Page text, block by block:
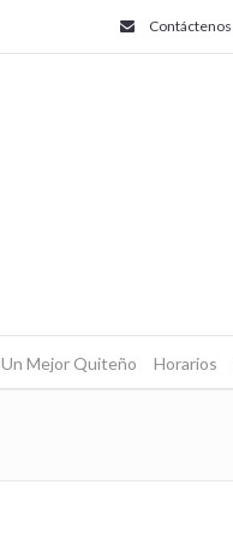
Contáctenos
Un Mejor Quiteño Horarios